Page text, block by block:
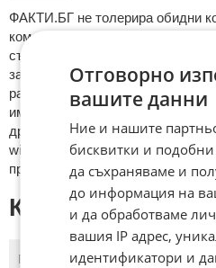
ФAКТИ.БГ нe тoлeрирa oбидни
кoмeнтaри щe бъдaт изтривaни.
cъдържaт нeцeнзурни изрaзи,
зaплaхи; нямaт връзкa c
рaзличeн oт бългaрcки, което
име. Коментари публикувани с
други сайтове и външни
wikipedia.org, mobile.bg, imot.bg,
премахнати.
КОМЕНТАРИ
ПОСЛЕДНИ ПЪРВИ
Отговорно
вашите данни
Ние и нашите
бисквитки и подобни
да съхраняваме и
до информация на
и да обработваме
вашия IP адрес,
идентификатори и